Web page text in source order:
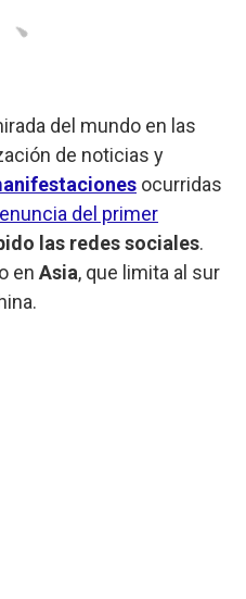
del mundo en las
de noticias y
ocurridas
del primer
las redes sociales.
en Asia, que limita al sur